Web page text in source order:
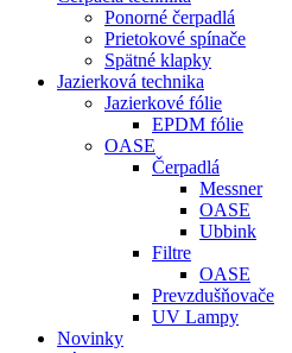
Ponorné čerpadlá
Prietokové spínače
Spätné klapky
Jazierková technika
Jazierkové fólie
EPDM fólie
OASE
Čerpadlá
Messner
OASE
Ubbink
Filtre
OASE
Prevzdušňovače
UV Lampy
Novinky